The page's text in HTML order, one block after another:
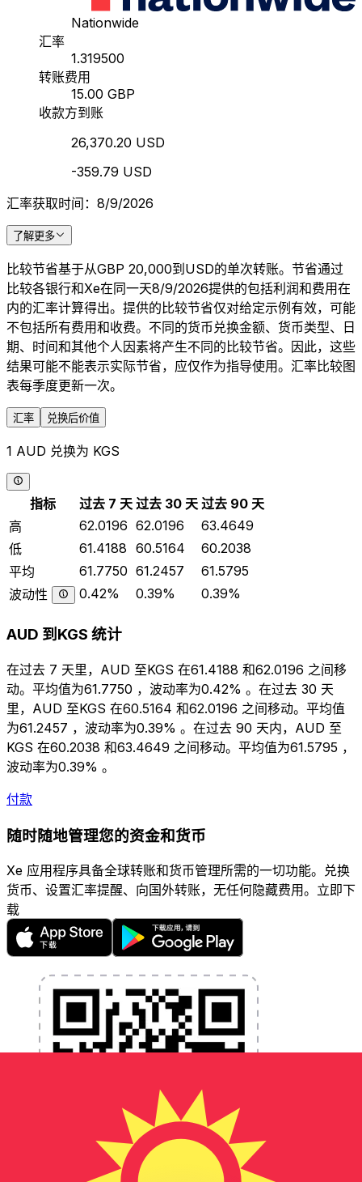
Nationwide
汇率
1.319500
转账费用
15.00 GBP
收款方到账
26,370.20 USD
-359.79 USD
汇率获取时间：8/9/2026
了解更多
比较节省基于从GBP 20,000到USD的单次转账。节省通过
比较各银行和Xe在同一天8/9/2026提供的包括利润和费用在
内的汇率计算得出。提供的比较节省仅对给定示例有效，可能
不包括所有费用和收费。不同的货币兑换金额、货币类型、日
期、时间和其他个人因素将产生不同的比较节省。因此，这些
结果可能不能表示实际节省，应仅作为指导使用。汇率比较图
表每季度更新一次。
汇率 兑换后价值
1 AUD 兑换为 KGS
指标 过去 7 天 过去 30 天 过去 90 天
高
62.0196 62.0196
63.4649
低
61.4188 60.5164
60.2038
平均
61.7750 61.2457
61.5795
波动性
0.42% 0.39% 0.39%
AUD 到KGS 统计
在过去 7 天里，AUD 至KGS 在61.4188 和62.0196 之间移
动。平均值为61.7750 ，波动率为0.42% 。在过去 30 天
里，AUD 至KGS 在60.5164 和62.0196 之间移动。平均值
为61.2457 ，波动率为0.39% 。在过去 90 天内，AUD 至
KGS 在60.2038 和63.4649 之间移动。平均值为61.5795 ，
波动率为0.39% 。
付款
随时随地管理您的资金和货币
Xe 应用程序具备全球转账和货币管理所需的一切功能。兑换
货币、设置汇率提醒、向国外转账，无任何隐藏费用。立即下
载